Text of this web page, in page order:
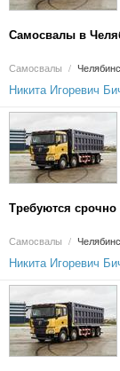
Самосвалы в
Самосвалы /
Никита Игоревич
Требуются
Самосвалы /
Никита Игоревич